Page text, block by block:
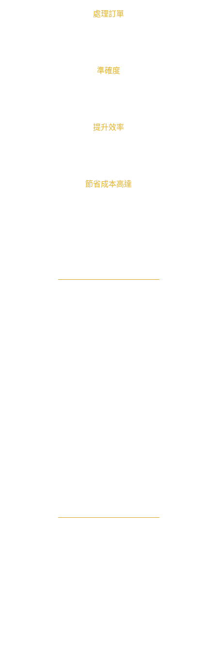
處理訂單
準確度
提升效率
節省成本高達